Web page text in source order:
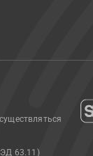
63.11)